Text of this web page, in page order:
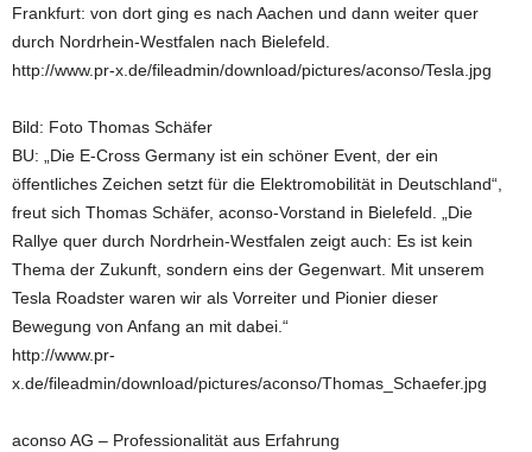
Frankfurt: von dort ging es nach Aachen und dann weiter quer
durch Nordrhein-Westfalen nach Bielefeld.
http://www.pr-x.de/fileadmin/download/pictures/aconso/Tesla.jpg
Bild: Foto Thomas Schäfer
BU: „Die E-Cross Germany ist ein schöner Event, der ein
öffentliches Zeichen setzt für die Elektromobilität in Deutschland“,
freut sich Thomas Schäfer, aconso-Vorstand in Bielefeld. „Die
Rallye quer durch Nordrhein-Westfalen zeigt auch: Es ist kein
Thema der Zukunft, sondern eins der Gegenwart. Mit unserem
Tesla Roadster waren wir als Vorreiter und Pionier dieser
Bewegung von Anfang an mit dabei.“
http://www.pr-
x.de/fileadmin/download/pictures/aconso/Thomas_Schaefer.jpg
aconso AG – Professionalität aus Erfahrung